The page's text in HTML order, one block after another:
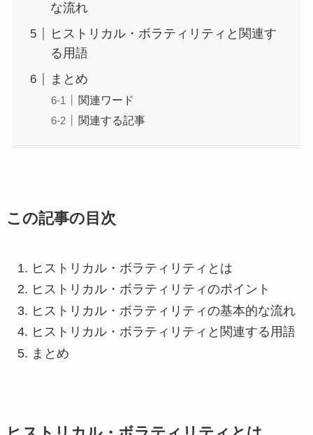
な流れ
ヒストリカル・ボラティリティと関連す
る用語
まとめ
関連ワード
関連する記事
この記事の目次
ヒストリカル・ボラティリティとは
ヒストリカル・ボラティリティのポイント
ヒストリカル・ボラティリティの基本的な流れ
ヒストリカル・ボラティリティと関連する用語
まとめ